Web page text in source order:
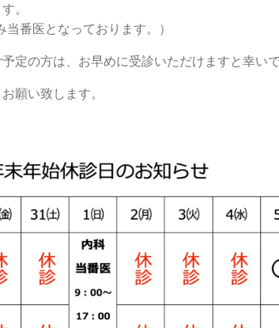
。
当番医となっております。）
定の方は、お早めに受診いただけますと幸いで
願い致します。